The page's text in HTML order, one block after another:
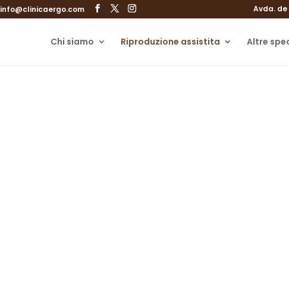
info@clinicaergo.com Avda.
Chi siamo Riproduzione assistita Altre